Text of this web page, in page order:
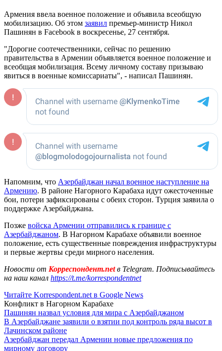
Армения ввела военное положение и объявила всеобщую
мобилизацию. Об этом заявил премьер-министр Никол
Пашинян в Facebook в воскресенье, 27 сентября.
"Дорогие соотечественники, сейчас по решению
правительства в Армении объявляется военное положение и
всеобщая мобилизация. Всему личному составу призываю
явиться в военные комиссариаты", - написал Пашинян.
Напомним, что Азербайджан начал военное наступление на
Армению. В районе Нагорного Карабаха идут ожесточенные
бои, потери зафиксированы с обеих сторон. Турция заявила о
поддержке Азербайджана.
Позже войска Армении отправились к границе с
Азербайджаном. В Нагорном Карабахе объявили военное
положение, есть существенные повреждения инфраструктуры
и первые жертвы среди мирного населения.
Новости от Корреспондент.netв Telegram. Подписывайтесь
на наш канал https://t.me/korrespondentnet
Читайте Korrespondent.net в Google News
Конфликт в Нагорном Карабахе
Пашинян назвал условия для мира с Азербайджаном
В Азербайджане заявили о взятии под контроль ряда высот в
Лачинском районе
Азербайджан передал Армении новые предложения по
мирному договору